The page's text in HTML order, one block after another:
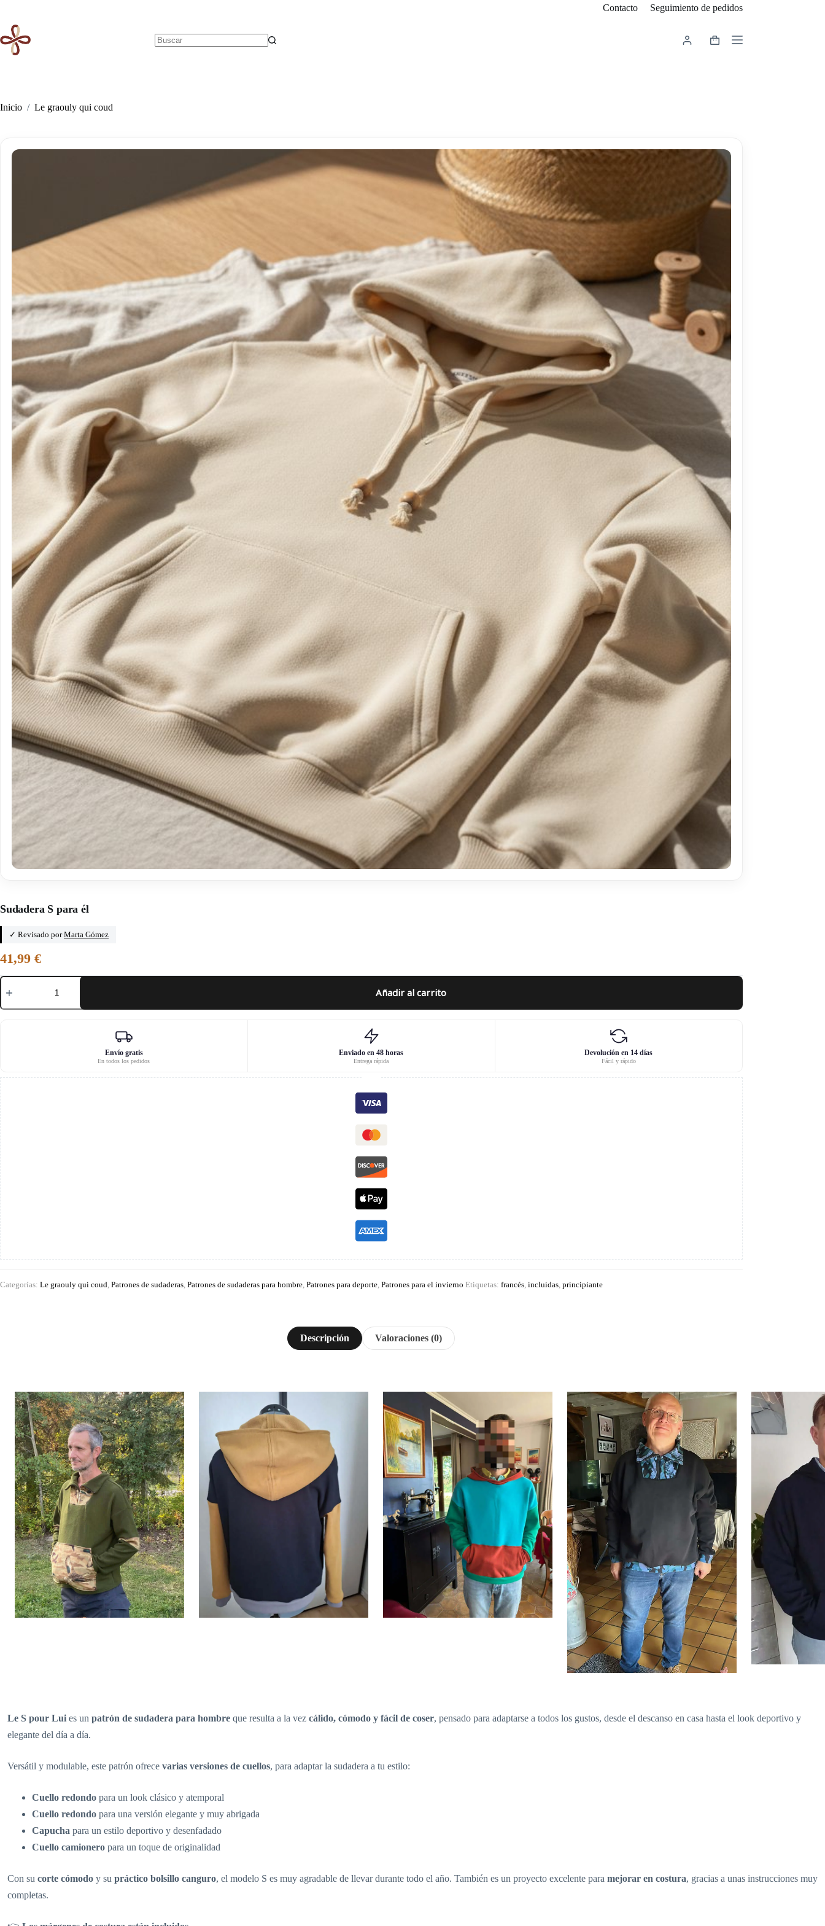
contenido
Contacto Seguimiento de pedidos
Carro
Inicio / Le graouly qui coud
Sudadera S para él
✓ Revisado porMarta Gómez
41,99 €
Sudadera
él
Añadir al carrito
Envío gratis
En todos los pedidos
Enviado en 48 horas
Entrega rápida
Devolución en 14 días
Fácil y rápido
Categorías: Le graouly qui coud Patrones de sudaderas Patrones de sudaderas para hombre Patrones para deporte Patrones para el invierno Etiquetas: francés incluidas principiante
Descripción Valoraciones (0)
Le S pour Lui es un patrón de sudadera para hombre que resulta a la vez cálido, cómodo y fácil de coser, pensado para adaptarse a todos los gustos, desde el descanso en casa hasta el look deportivo y
elegante del día a día.
Versátil y modulable, este patrón ofrece varias versiones de cuellos, para adaptar la sudadera a tu estilo:
Cuello redondo para un look clásico y atemporal
Cuello redondo para una versión elegante y muy abrigada
Capucha para un estilo deportivo y desenfadado
Cuello camionero para un toque de originalidad
Con su corte cómodo y su práctico bolsillo canguro, el modelo S es muy agradable de llevar durante todo el año. También es un proyecto excelente para mejorar en costura, gracias a unas instrucciones muy
completas.